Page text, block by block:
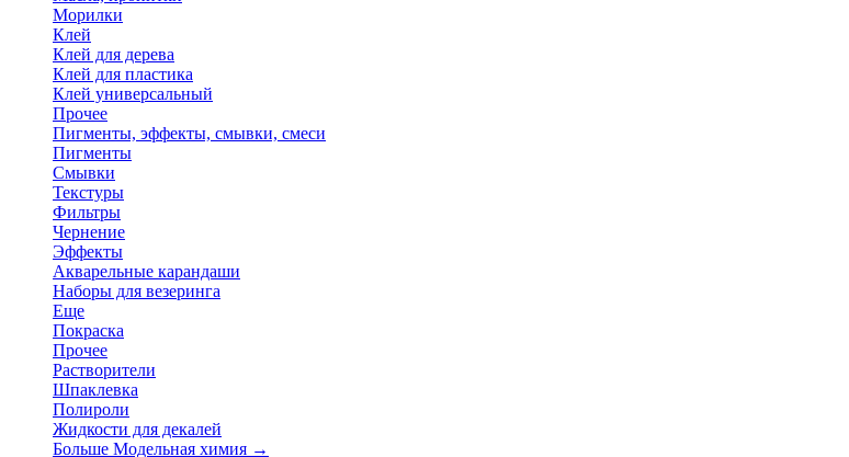
Морилки
Клей
Клей для дерева
Клей для пластика
Клей универсальный
Прочее
Пигменты, эффекты, смывки, смеси
Пигменты
Смывки
Текстуры
Фильтры
Чернение
Эффекты
Акварельные карандаши
Наборы для везеринга
Еще
Покраска
Прочее
Растворители
Шпаклевка
Полироли
Жидкости для декалей
Больше Модельная химия →